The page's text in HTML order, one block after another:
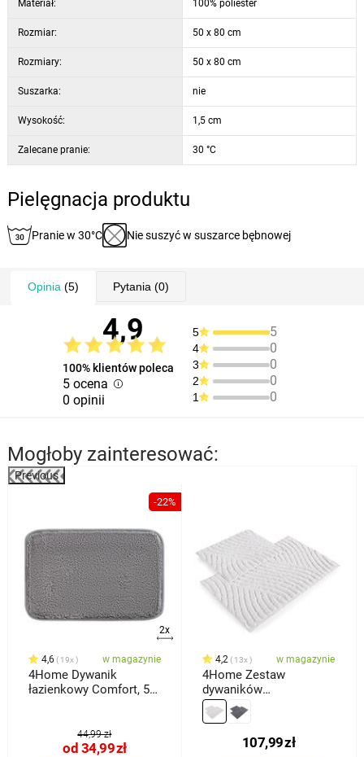
Materiał: 100% poliester
Rozmiar: 50 x 80 cm
Rozmiary: 50 x 80 cm
Suszarka: nie
Wysokość: 1,5 cm
Zalecane pranie: 30 °C
Pielęgnacja produktu
Pranie w 30°C Nie suszyć w suszarce bębnowej
Opinia (5) Pytania (0)
4,9
100% klientów poleca
5 ocena
0 opinii
5 5
4 0
3 0
2 0
1 0
Mogłoby zainteresować:
Previous
-22%
2x
4,6 19x w magazynie
4Home Dywanik
łazienkowy Comfort, 50
44,99 zł
od 34,99zł
4,2 13x w magazynie
4Home Zestaw
dywaników
łazienkowych Welle, 50
x 60 cm, 60 x 100 cm
107,99zł